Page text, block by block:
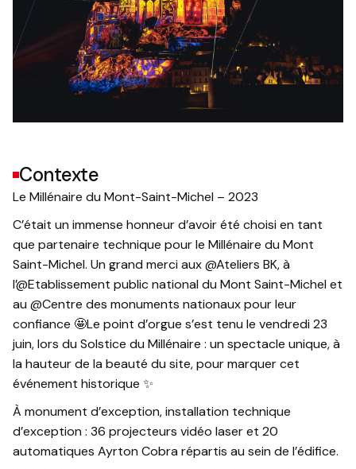
Contexte
Le Millénaire du Mont-Saint-Michel – 2023
C’était un immense honneur d’avoir été choisi en tant
que partenaire technique pour le Millénaire du Mont
Saint-Michel. Un grand merci aux @Ateliers BK, à
l’@Etablissement public national du Mont Saint-Michel et
au @Centre des monuments nationaux pour leur
confiance 🤩Le point d’orgue s’est tenu le vendredi 23
juin, lors du Solstice du Millénaire : un spectacle unique, à
la hauteur de la beauté du site, pour marquer cet
événement historique ✨
À monument d’exception, installation technique
d’exception : 36 projecteurs vidéo laser et 20
automatiques Ayrton Cobra répartis au sein de l’édifice.